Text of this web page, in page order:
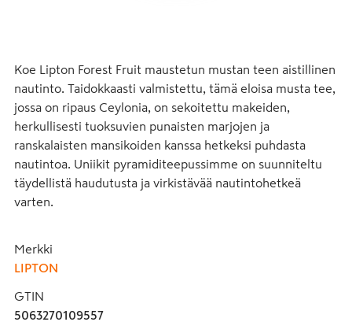
Koe Lipton Forest Fruit maustetun mustan teen aistillinen
nautinto. Taidokkaasti valmistettu, tämä eloisa musta tee,
jossa on ripaus Ceylonia, on sekoitettu makeiden,
herkullisesti tuoksuvien punaisten marjojen ja
ranskalaisten mansikoiden kanssa hetkeksi puhdasta
nautintoa. Uniikit pyramiditeepussimme on suunniteltu
täydellistä haudutusta ja virkistävää nautintohetkeä
varten.
Merkki
LIPTON
GTIN
5063270109557